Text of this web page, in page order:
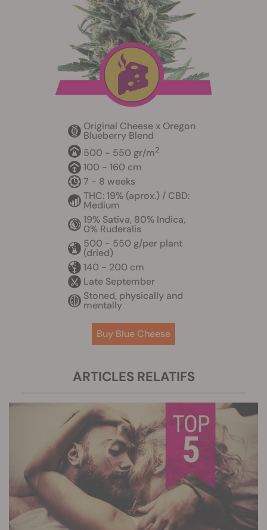
Original Cheese x Oregon
Blueberry Blend
500 - 550 gr/m2
100 - 160 cm
7 - 8 weeks
THC: 19% (aprox.) / CBD:
Medium
19% Sativa, 80% Indica,
0% Ruderalis
500 - 550 g/per plant
(dried)
140 - 200 cm
Late September
Stoned, physically and
mentally
Buy Blue Cheese
ARTICLES RELATIFS